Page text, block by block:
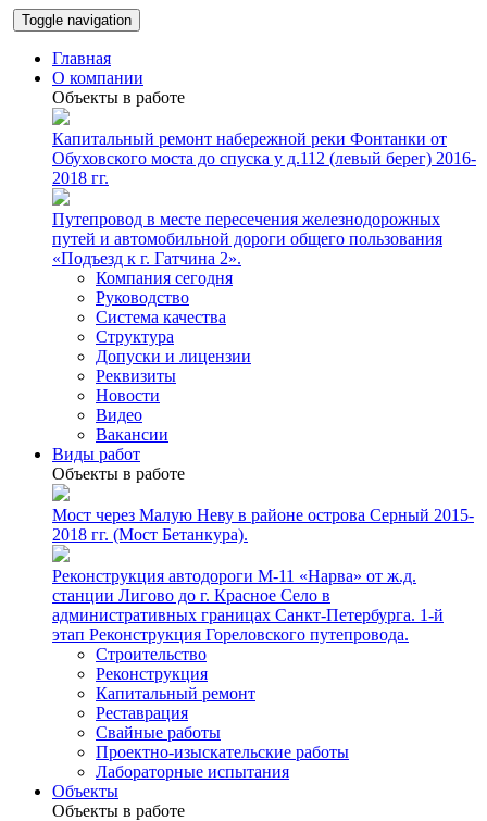
Toggle navigation
Главная
О компании
Объекты в работе
Капитальный ремонт набережной реки Фонтанки от
Обуховского моста до спуска у д.112 (левый берег) 2016-
2018 гг.
Путепровод в месте пересечения железнодорожных
путей и автомобильной дороги общего пользования
«Подъезд к г. Гатчина 2».
Компания сегодня
Руководство
Система качества
Структура
Допуски и лицензии
Реквизиты
Новости
Видео
Вакансии
Виды работ
Объекты в работе
Мост через Малую Неву в районе острова Серный 2015-
2018 гг. (Мост Бетанкура).
Реконструкция автодороги М-11 «Нарва» от ж.д.
станции Лигово до г. Красное Село в
административных границах Санкт-Петербурга. 1-й
этап Реконструкция Гореловского путепровода.
Строительство
Реконструкция
Капитальный ремонт
Реставрация
Свайные работы
Проектно-изыскательские работы
Лабораторные испытания
Объекты
Объекты в работе